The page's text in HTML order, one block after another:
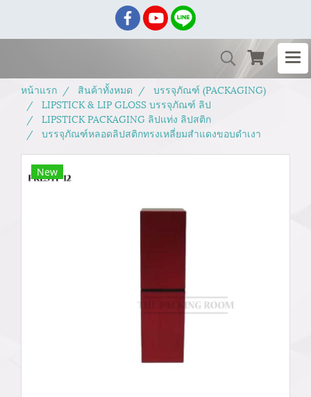
หน้าแรก สินค้าทั้งหมด
บรรจุภัณฑ์ (PACKAGING)
LIPSTICK & LIP GLOSS บรรจุภัณฑ์ ลิป
LIPSTICK PACKAGING ลิปแท่ง ลิปสติก
บรรจุภัณฑ์หลอดลิปสติกทรงเหลี่ยมสำแดงขอบดำเงา
New